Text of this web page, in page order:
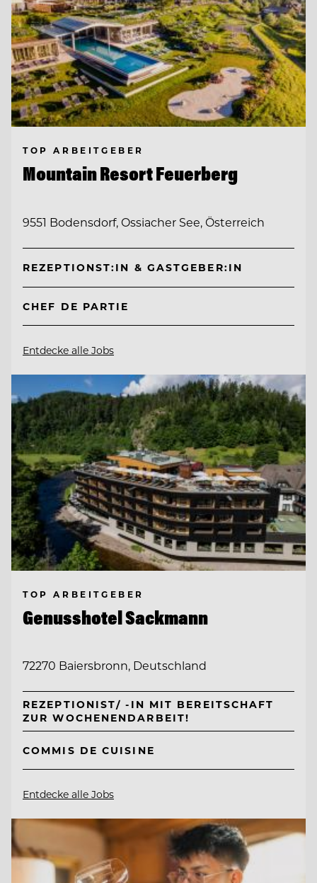
TOP ARBEITGEBER
Mountain Resort Feuerberg
9551 Bodensdorf, Ossiacher See, Österreich
REZEPTIONST:IN & GASTGEBER:IN
CHEF DE PARTIE
Entdecke alle Jobs
TOP ARBEITGEBER
Genusshotel Sackmann
72270 Baiersbronn, Deutschland
REZEPTIONIST/ -IN MIT BEREITSCHAFT
ZUR WOCHENENDARBEIT!
COMMIS DE CUISINE
Entdecke alle Jobs